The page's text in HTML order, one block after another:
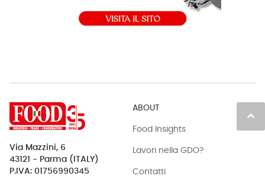
keyboard_arrow_up
Via Mazzini, 6
43121 - Parma (ITALY)
P.IVA: 01756990345
ABOUT
Food Insights
Lavori nella GDO?
Contatti